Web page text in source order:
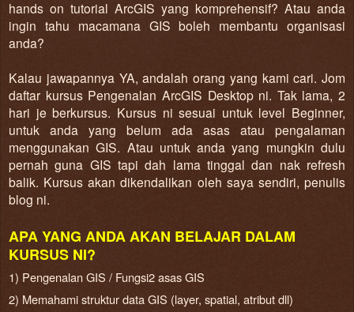
hands on tutorial ArcGIS yang komprehensif? Atau anda
ingin tahu macamana GIS boleh membantu organisasi
anda?
Kalau jawapannya YA, andalah orang yang kami cari. Jom
daftar kursus Pengenalan ArcGIS Desktop ni. Tak lama, 2
hari je berkursus. Kursus ni sesuai untuk level Beginner,
untuk anda yang belum ada asas atau pengalaman
menggunakan GIS. Atau untuk anda yang mungkin dulu
pernah guna GIS tapi dah lama tinggal dan nak refresh
balik. Kursus akan dikendalikan oleh saya sendiri, penulis
blog ni.
APA YANG ANDA AKAN BELAJAR DALAM
KURSUS NI?
1) Pengenalan GIS / Fungsi2 asas GIS
2) Memahami struktur data GIS (layer, spatial, atribut dll)